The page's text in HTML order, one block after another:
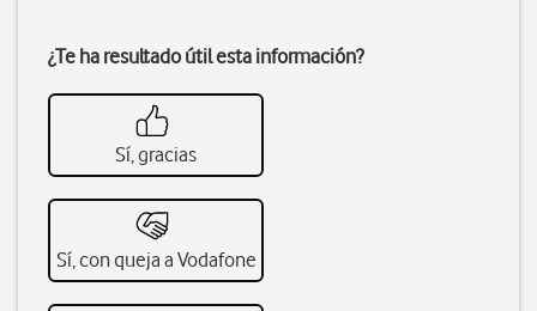
¿Te ha resultado útil esta información?
Sí, gracias
Sí, con queja a Vodafone